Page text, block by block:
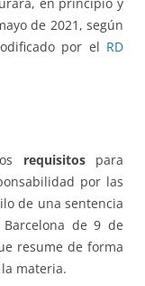
en principio y
de 2021, según
por el RD
requisitospara
por las
de una sentencia
de 9 de
resume de forma
materia.